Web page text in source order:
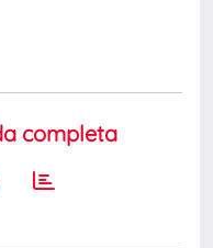
completa